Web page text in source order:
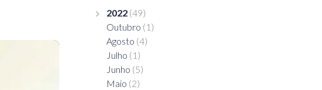
2022 (49)
Outubro (1)
Agosto (4)
Julho (1)
Junho (5)
Maio (2)